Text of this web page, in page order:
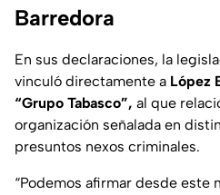
Barredora
En sus declaraciones, la
vinculó directamente a López
“Grupo Tabasco”, al que
organización señalada en
presuntos nexos criminales.
“Podemos afirmar desde este